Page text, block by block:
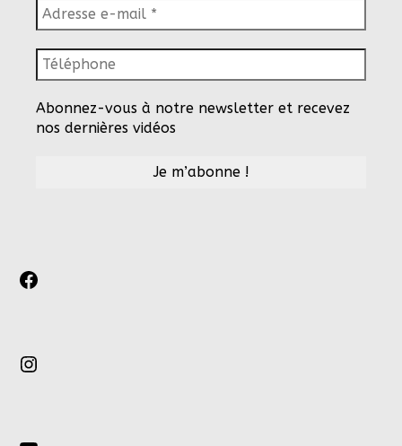
Abonnez-vous à notre newsletter et recevez
nos dernières vidéos
Facebook
Instagram